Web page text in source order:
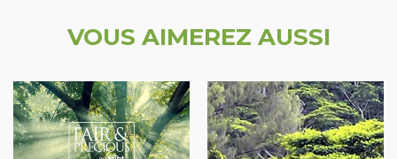
VOUS AIMEREZ AUSSI